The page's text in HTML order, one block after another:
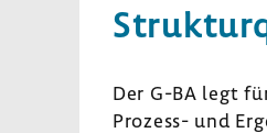
hier:
Der G-BA legt
Prozess-​ und